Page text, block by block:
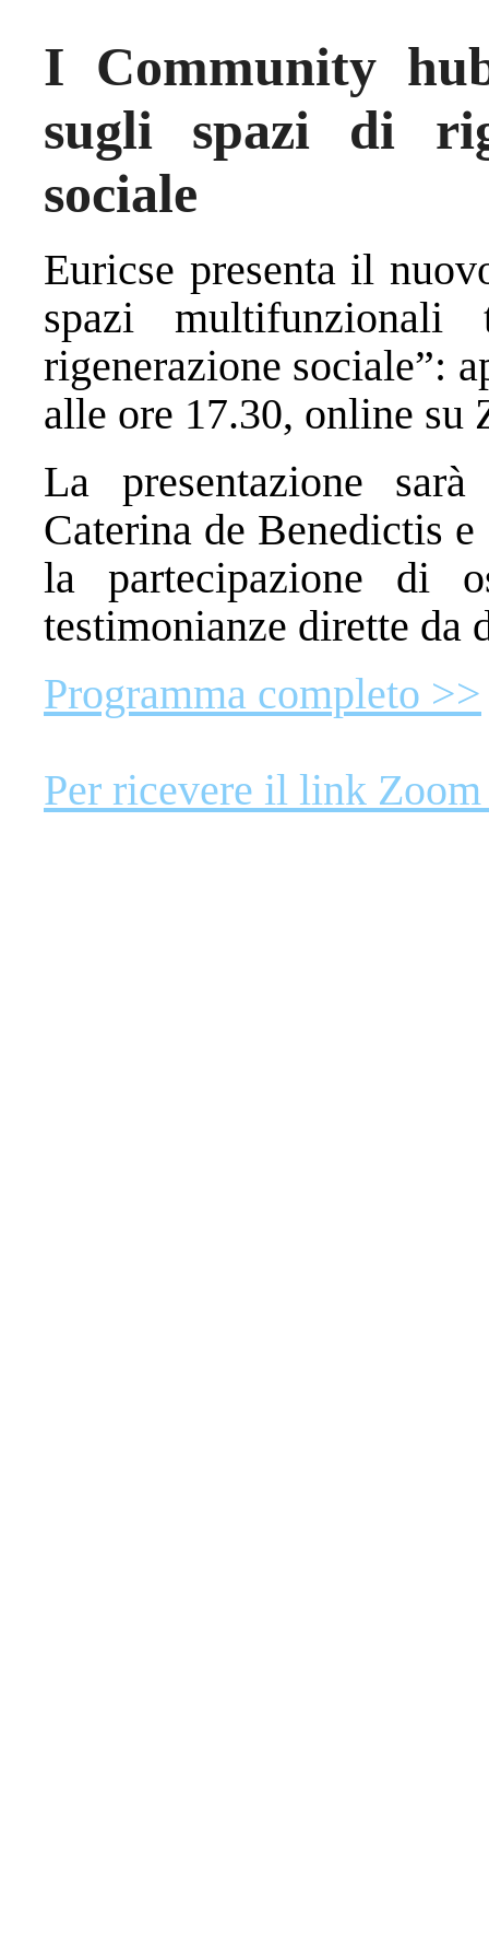
I Community
sugli spazi di
sociale
Euricse presenta il
spazi multifunzionali
rigenerazione sociale”:
alle ore 17.30, online su
La presentazione
Caterina de Benedictis
la partecipazione di
testimonianze dirette da
Programma completo >>
Per ricevere il link